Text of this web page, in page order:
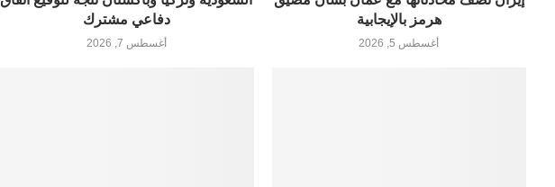
دفاعي مشترك
أغسطس 7, 2026
هرمز بالإيجابية
أغسطس 5, 2026